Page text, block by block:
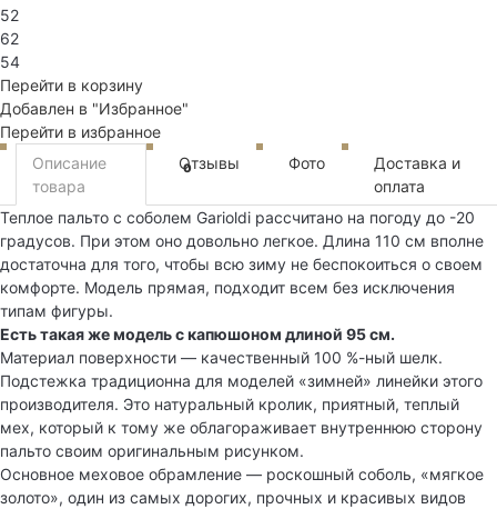
52
62
54
Перейти в корзину
Добавлен в "Избранное"
Перейти в избранное
Описание
товара
Отзывы
0 Фото
Доставка и
оплата
Теплое пальто с соболем Garioldi рассчитано на погоду до -20
градусов. При этом оно довольно легкое. Длина 110 см вполне
достаточна для того, чтобы всю зиму не беспокоиться о своем
комфорте. Модель прямая, подходит всем без исключения
типам фигуры.
Есть такая же модель с капюшоном длиной 95 см.
Материал поверхности — качественный 100 %-ный шелк.
Подстежка традиционна для моделей «зимней» линейки этого
производителя. Это натуральный кролик, приятный, теплый
мех, который к тому же облагораживает внутреннюю сторону
пальто своим оригинальным рисунком.
Основное меховое обрамление — роскошный соболь, «мягкое
золото», один из самых дорогих, прочных и красивых видов